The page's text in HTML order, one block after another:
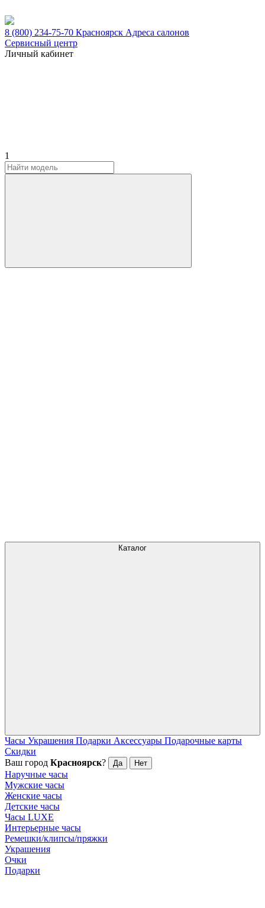
8 (800) 234-75-70 Красноярск Адреса салонов
Сервисный центр
Личный кабинет
1
Каталог
Часы Украшения Подарки Аксессуары Подарочные карты
Скидки
Ваш город Красноярск? Да Нет
Наручные часы
Мужские часы
Женские часы
Детские часы
Часы LUXE
Интерьерные часы
Ремешки/клипсы/пряжки
Украшения
Очки
Подарки